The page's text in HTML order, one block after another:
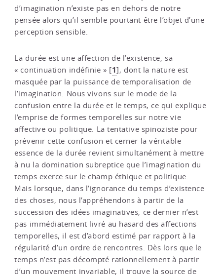
d’imagination n’existe pas en dehors de notre
pensée alors qu’il semble pourtant être l’objet d’une
perception sensible.
La durée est une affection de l’existence, sa
« continuation indéfinie » [1], dont la nature est
masquée par la puissance de temporalisation de
l’imagination. Nous vivons sur le mode de la
confusion entre la durée et le temps, ce qui explique
l’emprise de formes temporelles sur notre vie
affective ou politique. La tentative spinoziste pour
prévenir cette confusion et cerner la véritable
essence de la durée revient simultanément à mettre
à nu la domination subreptice que l’imagination du
temps exerce sur le champ éthique et politique.
Mais lorsque, dans l’ignorance du temps d’existence
des choses, nous l’appréhendons à partir de la
succession des idées imaginatives, ce dernier n’est
pas immédiatement livré au hasard des affections
temporelles, il est d’abord estimé par rapport à la
régularité d’un ordre de rencontres. Dès lors que le
temps n’est pas décompté rationnellement à partir
d’un mouvement invariable, il trouve la source de